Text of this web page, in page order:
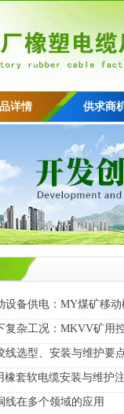
详情 供求商
设备供电：MY煤矿移
复杂工况：MKVV矿用
线选型、安装与维护要
橡套软电缆安装与维护
线在多个领域的应用